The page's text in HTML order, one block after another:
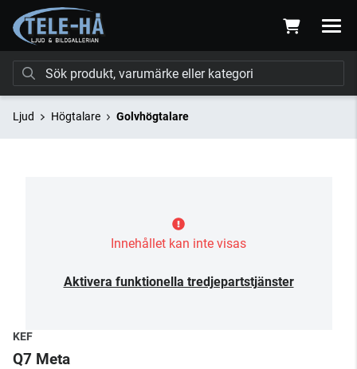
Ljud Högtalare Golvhögtalare
Innehållet kan inte visas
Aktivera funktionella tredjepartstjänster
KEF
Q7 Meta